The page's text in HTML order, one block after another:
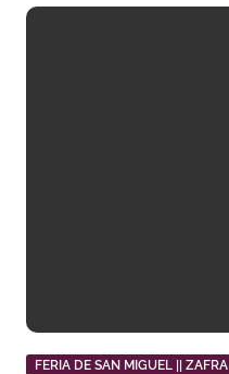
FERIA DE SAN MIGUEL || ZAFRA